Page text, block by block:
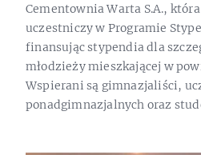
Cementownia Warta S.A.,
uczestniczy w Programie
finansując stypendia dla
młodzieży mieszkającej w
Wspierani są gimnazjaliści,
ponadgimnazjalnych oraz